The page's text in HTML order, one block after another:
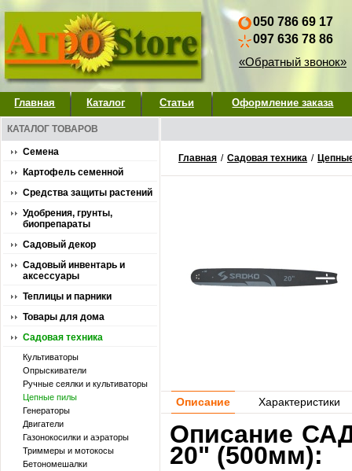
050 786 69 17
097 636 78 86
«Обратный звонок»
Главная Каталог Статьи Оформление заказа
КАТАЛОГ ТОВАРОВ
Семена
Картофель семенной
Средства защиты растений
Удобрения, грунты,
биопрепараты
Садовый декор
Садовый инвентарь и
аксессуары
Теплицы и парники
Товары для дома
Садовая техника
Культиваторы
Опрыскиватели
Ручные сеялки и культиваторы
Цепные пилы
Генераторы
Двигатели
Газонокосилки и аэраторы
Триммеры и мотокосы
Бетономешалки
Главная / Садовая техника /
Описание Характеристики
Описание
20" (500мм):